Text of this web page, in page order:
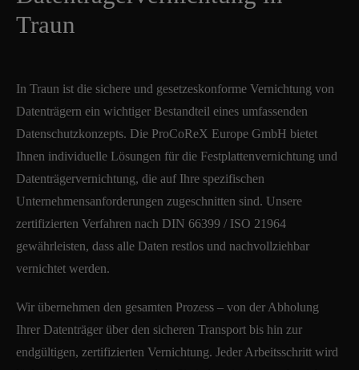
Traun
In Traun ist die sichere und gesetzeskonforme Vernichtung von
Datenträgern ein wichtiger Bestandteil eines umfassenden
Datenschutzkonzepts. Die ProCoReX Europe GmbH bietet
Ihnen individuelle Lösungen für die Festplattenvernichtung und
Datenträgervernichtung, die auf Ihre spezifischen
Unternehmensanforderungen zugeschnitten sind. Unsere
zertifizierten Verfahren nach DIN 66399 / ISO 21964
gewährleisten, dass alle Daten restlos und nachvollziehbar
vernichtet werden.
Wir übernehmen den gesamten Prozess – von der Abholung
Ihrer Datenträger über den sicheren Transport bis hin zur
endgültigen, zertifizierten Vernichtung. Jeder Arbeitsschritt wird